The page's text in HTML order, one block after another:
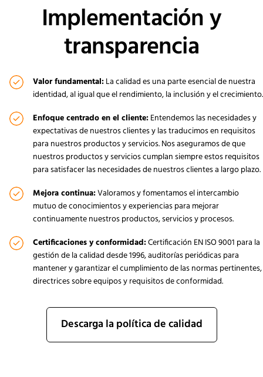
Implementación y
transparencia
Valor fundamental:La calidad es una parte esencial de nuestra
identidad, al igual que el rendimiento, la inclusión y el crecimiento.
Enfoque centrado en el cliente:Entendemos las necesidades y
expectativas de nuestros clientes y las traducimos en requisitos
para nuestros productos y servicios. Nos aseguramos de que
nuestros productos y servicios cumplan siempre estos requisitos
para satisfacer las necesidades de nuestros clientes a largo plazo.
Mejora continua:Valoramos y fomentamos el intercambio
mutuo de conocimientos y experiencias para mejorar
continuamente nuestros productos, servicios y procesos.
Certificaciones y conformidad:Certificación EN ISO 9001 para la
gestión de la calidad desde 1996, auditorías periódicas para
mantener y garantizar el cumplimiento de las normas pertinentes,
directrices sobre equipos y requisitos de conformidad.
Descarga la política de calidad